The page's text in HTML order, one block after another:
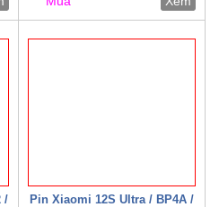
/
Pin Xiaomi 12S Ultra / BP4A /